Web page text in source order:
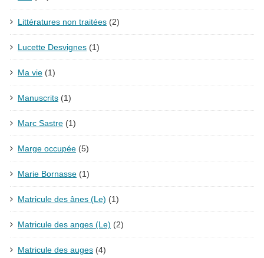
Littératures non traitées (2)
Lucette Desvignes (1)
Ma vie (1)
Manuscrits (1)
Marc Sastre (1)
Marge occupée (5)
Marie Bornasse (1)
Matricule des ânes (Le) (1)
Matricule des anges (Le) (2)
Matricule des auges (4)